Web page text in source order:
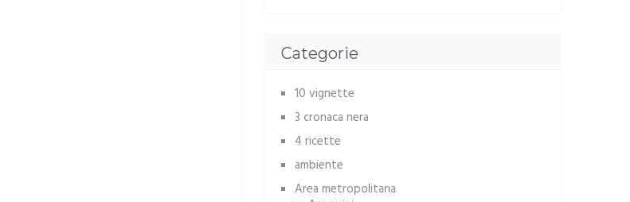
Categorie
10 vignette
3 cronaca nera
4 ricette
ambiente
Area metropolitana